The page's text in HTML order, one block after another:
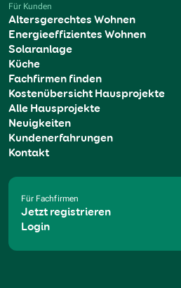
Für Kunden
Altersgerechtes Wohnen
Energieeffizientes Wohnen
Solaranlage
Küche
Fachfirmen finden
Kostenübersicht Hausprojekte
Alle Hausprojekte
Neuigkeiten
Kundenerfahrungen
Kontakt
Für Fachfirmen
Jetzt registrieren
Login